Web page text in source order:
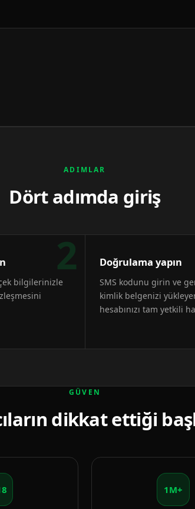
ADIMLAR
Dört adımda giriş
2
bilgilerinizle
Doğrulama yapın
SMS kodunu girin ve
kimlik belgenizi
hesabınızı tam yetkili
GÜVEN
dikkat ettiği
1M+